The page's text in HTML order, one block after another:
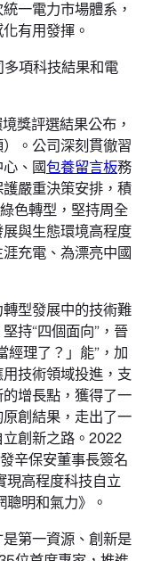
一電力市場體系，
有用發揮。
項科技結果和電
獎評選結果公布，
。公司深刻貫徹習
、國包養留言板務
嚴重決策安排，積
色轉型，堅持周全
與生態環境高程度
充電、為漂亮中國
型發展中的技術難
持“四個面向”，晉
經理了？」能”，加
技術領域投進，支
增長點，獲得了一
創結果，走出了一
創新之路。2022
辛保安董事長簽名
現高程度科技自立
明和氣力》。
第一資源、創新是